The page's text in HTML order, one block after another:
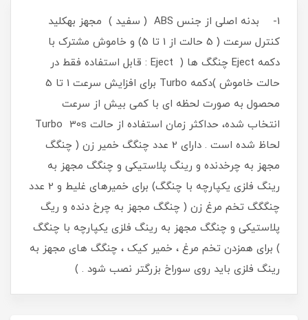
1- بدنه اصلی از جنس ABS ( سفید ) مجهز بهکلید
کنترل سرعت ( 5 حالت از 1 تا 5) و خاموش مشترک با
دکمه Eject چنگگ ها ( Eject : قابل استفاده فقط در
حالت خاموش )دکمه Turbo برای افزایش سرعت 1 تا 5
محصول به صورت لحظه ای با کمی بیش از سرعت
انتخاب شده، حداکثر زمان استفاده از حالت Turbo 30s
لحاظ شده است . دارای 2 عدد چنگگ خمیر زن ( چنگگ
مجهز به چرخدنده و رینگ پلاستیکی و چنگگ مجهز به
رینگ فلزی یکپارچه با چنگگ) برای خمیرهای غلیط و 2 عدد
چنگگگ تخم مرغ زن ( چنگگ مجهز به چرخ دنده و ریگ
پلاستیکی و چنگگ مجهز به رینگ فلزی یکپارچه با چنگگ
) برای همزدن تخم مرغ ، خمیر کیک ، چنگگ های مجهز به
رینگ فلزی باید روی سوراخ بزرگتر نصب شود . )